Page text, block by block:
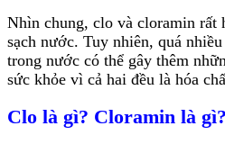
Nhìn chung, clo và cloramin rất
sạch nước. Tuy nhiên, quá
trong nước có thể gây thêm
sức khỏe vì cả hai đều là hóa
Clo là gì? Cloramin là gì?